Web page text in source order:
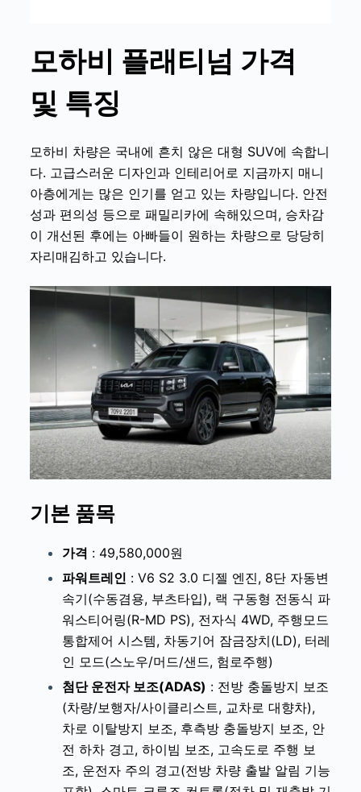
모하비 플래티넘 가격
및 특징
모하비 차량은 국내에 흔치 않은 대형 SUV에 속합니
다. 고급스러운 디자인과 인테리어로 지금까지 매니
아층에게는 많은 인기를 얻고 있는 차량입니다. 안전
성과 편의성 등으로 패밀리카에 속해있으며, 승차감
이 개선된 후에는 아빠들이 원하는 차량으로 당당히
자리매김하고 있습니다.
기본 품목
가격 : 49,580,000원
파워트레인 : V6 S2 3.0 디젤 엔진, 8단 자동변
속기(수동겸용, 부츠타입), 랙 구동형 전동식 파
워스티어링(R-MD PS), 전자식 4WD, 주행모드
통합제어 시스템, 차동기어 잠금장치(LD), 터레
인 모드(스노우/머드/샌드, 험로주행)
첨단 운전자 보조(ADAS) : 전방 충돌방지 보조
(차량/보행자/사이클리스트, 교차로 대향차),
차로 이탈방지 보조, 후측방 충돌방지 보조, 안
전 하차 경고, 하이빔 보조, 고속도로 주행 보
조, 운전자 주의 경고(전방 차량 출발 알림 기능